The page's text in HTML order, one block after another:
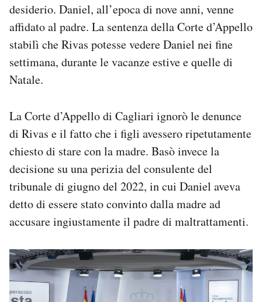
desiderio. Daniel, all’epoca di nove anni, venne
affidato al padre. La sentenza della Corte d’Appello
stabilì che Rivas potesse vedere Daniel nei fine
settimana, durante le vacanze estive e quelle di
Natale.
La Corte d’Appello di Cagliari ignorò le denunce
di Rivas e il fatto che i figli avessero ripetutamente
chiesto di stare con la madre. Basò invece la
decisione su una perizia del consulente del
tribunale di giugno del 2022, in cui Daniel aveva
detto di essere stato convinto dalla madre ad
accusare ingiustamente il padre di maltrattamenti.